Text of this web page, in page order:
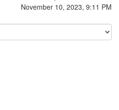
November 10, 2023, 9:11 PM